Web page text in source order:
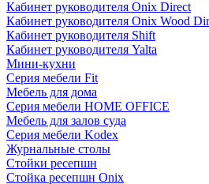
Кабинет руководителя Onix Direct
Кабинет руководителя Onix Wood
Кабинет руководителя Shift
Кабинет руководителя Yalta
Мини-кухни
Серия мебели Fit
Мебель для дома
Серия мебели HOME OFFICE
Мебель для залов суда
Серия мебели Kodex
Журнальные столы
Стойки ресепшн
Стойка ресепшн Onix